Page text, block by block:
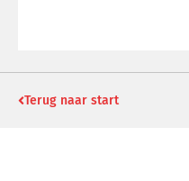
Terug naar start